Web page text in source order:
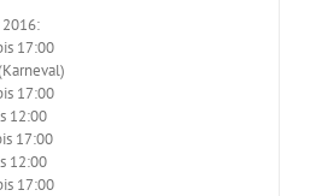
17:00
17:00
12:00
17:00
12:00
17:00